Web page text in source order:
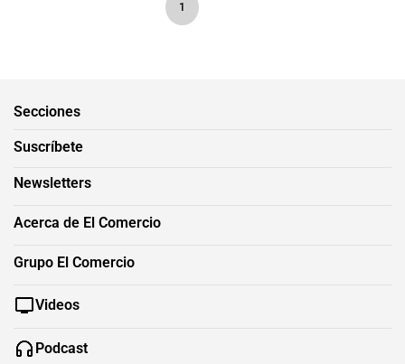
1
Secciones
Suscríbete
Newsletters
Acerca de El Comercio
Grupo El Comercio
Videos
Podcast